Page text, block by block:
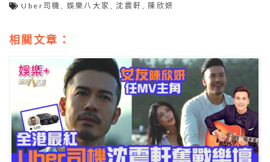
Uber司機 娛樂八大家 ,沈震軒 陳欣妍
相關文章：